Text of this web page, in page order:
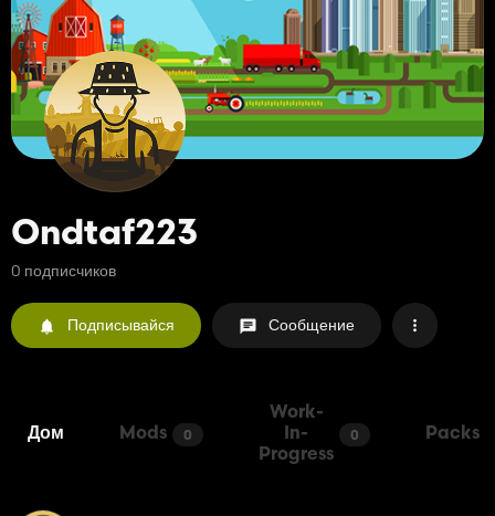
Ondtaf223
0 подписчиков
Подписывайся Сообщение
Дом Mods 0
Work-
In-
Progress
0 Packs